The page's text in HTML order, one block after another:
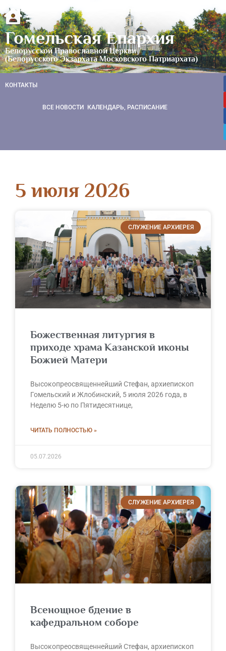
Гомельская Епархия
Белорусской Православной Церкви
(Белорусского Экзархата Московского Патриархата)
КОНТАКТЫ
ВСЕ НОВОСТИ КАЛЕНДАРЬ, РАСПИСАНИЕ
5 июля 2026
СЛУЖЕНИЕ АРХИЕРЕЯ
Божественная литургия в
приходе храма Казанской иконы
Божией Матери
Высокопреосвященнейший Стефан, архиепископ
Гомельский и Жлобинский, 5 июля 2026 года, в
Неделю 5-ю по Пятидесятнице,
ЧИТАТЬ ПОЛНОСТЬЮ »
05.07.2026
СЛУЖЕНИЕ АРХИЕРЕЯ
Всенощное бдение в
кафедральном соборе
Высокопреосвященнейший Стефан, архиепископ